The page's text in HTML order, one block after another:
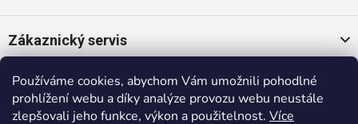
Používáme cookies, abychom Vám umožnili pohodlné
prohlížení webu a díky analýze provozu webu neustále
zlepšovali jeho funkce, výkon a použitelnost. Více
Zákaznický servis
Oblíbené kategorie